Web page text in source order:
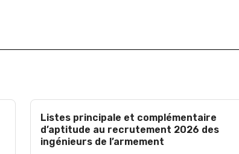
Listes principale et complémentaire
d’aptitude au recrutement 2026 des
ingénieurs de l’armement